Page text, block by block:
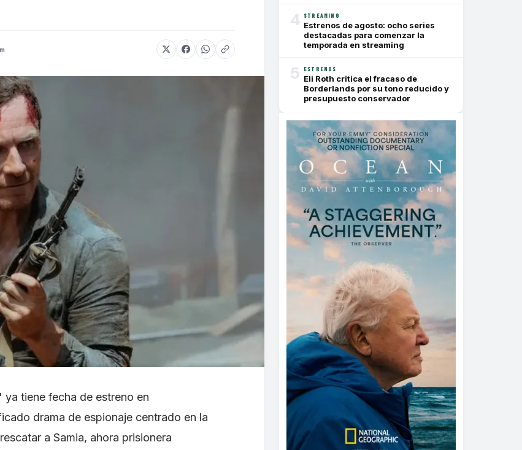
tiene fecha de estreno en
drama de espionaje centrado en la
a Samia, ahora prisionera
4 STREAMING
Estrenos de agosto: ocho series
destacadas para comenzar la
temporada en streaming
5 ESTRENOS
Eli Roth critica el fracaso de
Borderlands por su tono reducido y
presupuesto conservador